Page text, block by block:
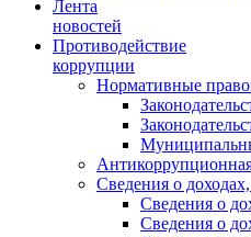
Лента
новостей
Противодействие
коррупции
Нормативные
Сведения о
Сведения о
Сведения о